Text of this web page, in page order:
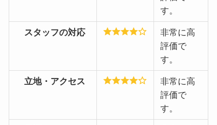
す。
スタッフの対応
非常に高
評価で
す。
立地・アクセス
非常に高
評価で
す。